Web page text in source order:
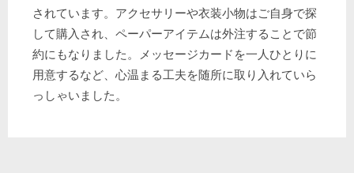
されています。アクセサリーや衣装小物はご自身で探
して購入され、ペーパーアイテムは外注することで節
約にもなりました。メッセージカードを一人ひとりに
用意するなど、心温まる工夫を随所に取り入れていら
っしゃいました。